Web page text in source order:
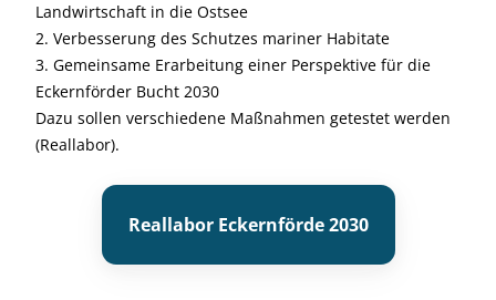
Landwirtschaft in die Ostsee
2. Verbesserung des Schutzes mariner Habitate
3. Gemeinsame Erarbeitung einer Perspektive für die
Eckernförder Bucht 2030
Dazu sollen verschiedene Maßnahmen getestet werden
(Reallabor).
Reallabor Eckernförde 2030